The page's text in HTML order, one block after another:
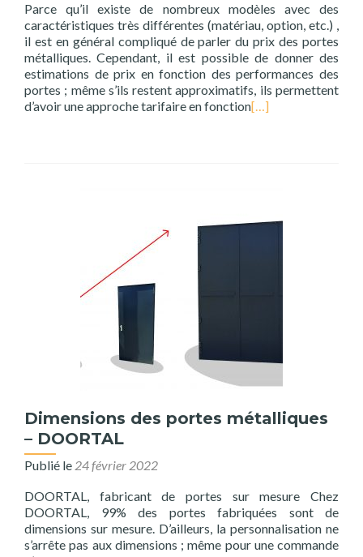
Parce qu’il existe de nombreux modèles avec des
caractéristiques très différentes (matériau, option, etc.) ,
il est en général compliqué de parler du prix des portes
métalliques. Cependant, il est possible de donner des
estimations de prix en fonction des performances des
portes ; même s’ils restent approximatifs, ils permettent
d’avoir une approche tarifaire en fonction[…]
Dimensions des portes métalliques
– DOORTAL
Publié le 24 février 2022
DOORTAL, fabricant de portes sur mesure Chez
DOORTAL, 99% des portes fabriquées sont de
dimensions sur mesure. D’ailleurs, la personnalisation ne
s’arrête pas aux dimensions ; même pour une commande